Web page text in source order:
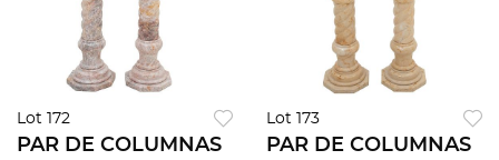
Lot 172
PAR DE COLUMNAS
Lot 173
PAR DE COLUMNAS